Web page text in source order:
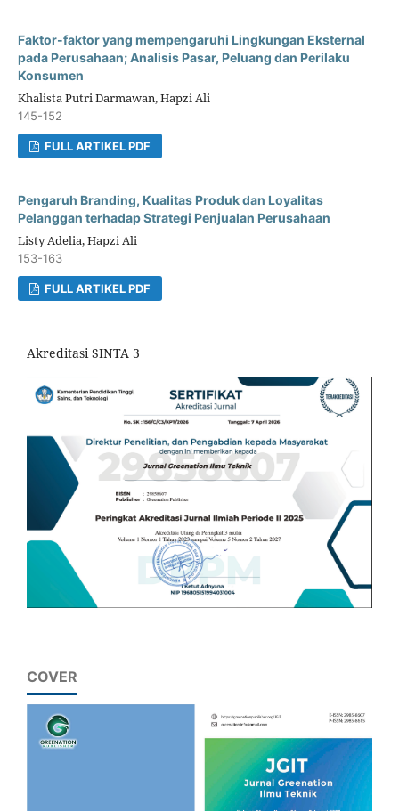
Faktor-faktor yang mempengaruhi Lingkungan Eksternal
pada Perusahaan; Analisis Pasar, Peluang dan Perilaku
Konsumen
Khalista Putri Darmawan, Hapzi Ali
145-152
FULL ARTIKEL PDF
Pengaruh Branding, Kualitas Produk dan Loyalitas
Pelanggan terhadap Strategi Penjualan Perusahaan
Listy Adelia, Hapzi Ali
153-163
FULL ARTIKEL PDF
Akreditasi SINTA 3
COVER